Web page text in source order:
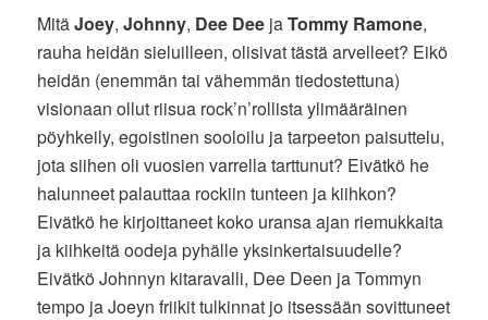
MitäJoey,Johnny, Dee Dee jaTommy Ramone,
rauha heidän sieluilleen, olisivat tästä arvelleet? Eikö
heidän (enemmän tai vähemmän tiedostettuna)
visionaan ollut riisua rock’n’rollista ylimääräinen
pöyhkeily, egoistinen sooloilu ja tarpeeton paisuttelu,
jota siihen oli vuosien varrella tarttunut? Eivätkö he
halunneet palauttaa rockiin tunteen ja kiihkon?
Eivätkö he kirjoittaneet koko uransa ajan riemukkaita
ja kiihkeitä oodeja pyhälle yksinkertaisuudelle?
Eivätkö Johnnyn kitaravalli, Dee Deen ja Tommyn
tempo ja Joeyn friikit tulkinnat jo itsessään sovittuneet